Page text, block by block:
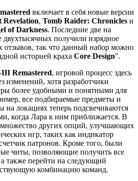
включает в себя новые версии
Revelation, Tomb Raider: Chronicles и
of Darkness. Последние две на
двухтысячных получили изрядное
отзывов, так что данный набор можно
историей краха Core Design".
Remastered, игровой процесс здесь
изменений, хотя разработчики
более удобными и понятными для
все подбираемые предметы и
на локациях теперь подсвечиваются
когда Лара к ним приближается. В
множество других опций, улучшающих
игр, таких как индикатор
патронов. Кроме того, были
читы, позволяющие получить все
также перейти на следующий
комбинацию команд.